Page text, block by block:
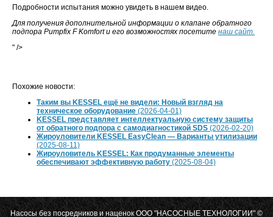
Подробности испытания можно увидеть в нашем видео.
Для получения дополнительной информации о клапане обратного
подпора Pumpfix F Komfort и его возможностях посетите наш сайт.
" />
Похожие новости:
Таким вы KESSEL ещё не видели: Новый взгляд на
техническое оборудование (2026-04-01)
KESSEL представляет интеллектуальную систему защиты
от обратного подпора с самодиагностикой SDS (2026-02-20)
Жироуловители KESSEL EasyClean — Варианты утилизации
(2025-08-11)
Жироуловитель KESSEL: Как продуманные элементы
обеспечивают эффективную работу (2025-08-04)
Насосы без посредников и наценокООО "НАСОСНЫЕ ТЕХНОЛОГИИ" ©